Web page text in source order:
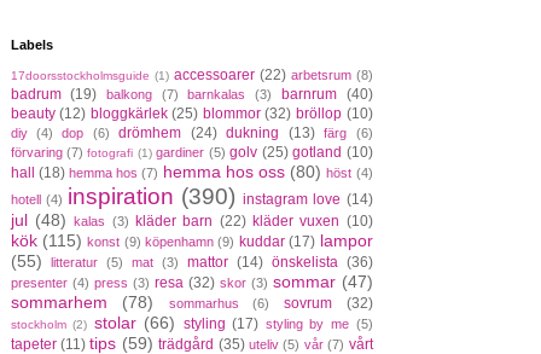
Labels
17doorsstockholmsguide (1) accessoarer (22) arbetsrum (8)
badrum (19) balkong (7) barnkalas (3) barnrum (40)
beauty (12) bloggkärlek (25) blommor (32) bröllop (10)
diy (4) dop (6) drömhem (24) dukning (13) färg
(6)
förvaring (7) fotografi (1) gardiner (5) golv (25) gotland (10)
hall
(18) hemma hos (7) hemma hos oss (80) höst (4)
hotell (4) inspiration (390) instagram love (14)
jul (48) kalas (3) kläder barn (22) kläder vuxen (10)
kök (115) konst (9) köpenhamn (9) kuddar (17) lampor
(55)
litteratur (5) mat (3) mattor (14) önskelista (36)
presenter (4) press (3) resa (32) skor (3) sommar (47)
sommarhem
(78) sommarhus (6) sovrum (32)
stockholm (2) stolar (66) styling (17) styling by me (5)
tapeter (11) tips (59) trädgård (35) uteliv (5) vår (7) vårt